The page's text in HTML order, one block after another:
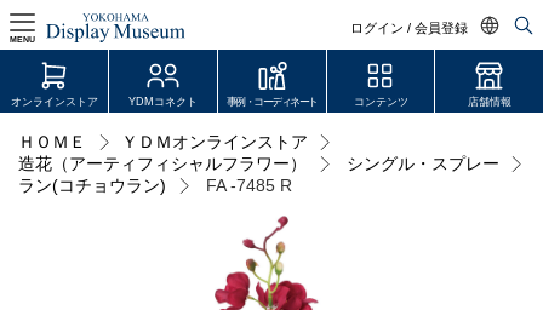
ログイン / 会員登録
日本語
中文简体
MENU
ログイン・会員登録
オンラインストア
オンラインストア YDMコネクト 事例・コーディネート コンテンツ 店舗情報
ＨＯＭＥ
ＹＤＭオンラインストア
造花（アーティフィシャルフラワー）
シングル・スプレー
ラン(コチョウラン)
FA -7485 R